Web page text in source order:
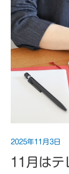
2025年11月3日
11月はテ